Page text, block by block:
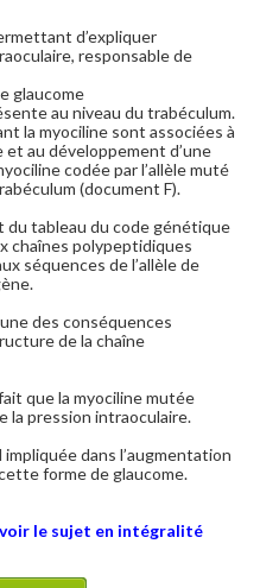
d’expliquer
responsable de
glaucome
au niveau du trabéculum.
la myociline sont associées à
au développement d’une
codée par l’allèle muté
(document F).
du tableau du code génétique
chaînes polypeptidiques
séquences de l’allèle de
des conséquences
de la chaîne
que la myociline mutée
la pression intraoculaire.
dans l’augmentation
forme de glaucome.
le sujet en intégralité